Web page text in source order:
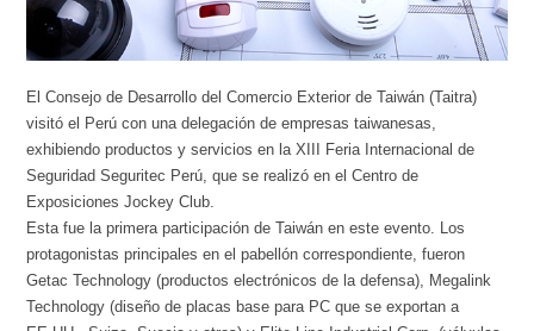
El Consejo de Desarrollo del Comercio Exterior de Taiwán (Taitra)
visitó el Perú con una delegación de empresas taiwanesas,
exhibiendo productos y servicios en la XIII Feria Internacional de
Seguridad Seguritec Perú, que se realizó en el Centro de
Exposiciones Jockey Club.
Esta fue la primera participación de Taiwán en este evento. Los
protagonistas principales en el pabellón correspondiente, fueron
Getac Technology (productos electrónicos de la defensa), Megalink
Technology (diseño de placas base para PC que se exportan a